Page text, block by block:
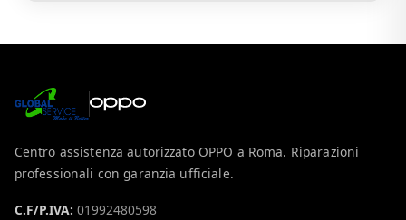
Centro assistenza autorizzato OPPO a Roma. Riparazioni
professionali con garanzia ufficiale.
C.F/P.IVA: 01992480598